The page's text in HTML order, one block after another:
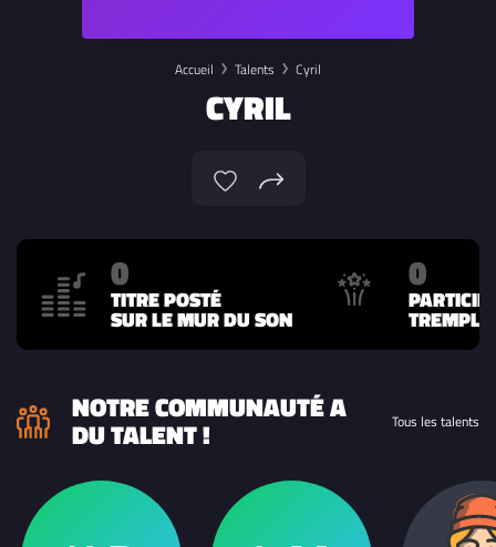
Accueil Talents Cyril
CYRIL
0
TITRE POSTÉ
SUR LE MUR DU SON
0
NOTRE COMMUNAUTÉ A
DU TALENT ! Tous les talents